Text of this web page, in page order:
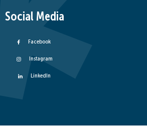
Social Media
Facebook
Instagram
LinkedIn